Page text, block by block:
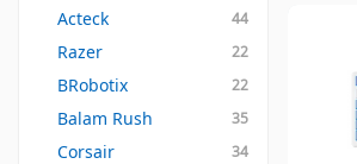
Acteck 44
Razer 22
BRobotix 22
Balam Rush 35
Corsair 34